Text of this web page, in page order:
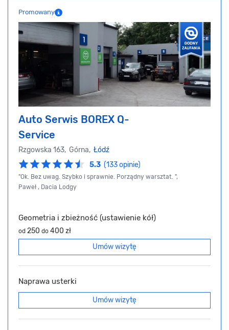
Promowany
Auto Serwis BOREX Q-
Service
Rzgowska 163, Górna, Łódź
5.3 (133 opinie)
"Ok. Bez uwag. Szybko i sprawnie. Porządny warsztat. ",
Paweł , Dacia Lodgy
Geometria i zbieżność (ustawienie kół)
od 250 do 400 zł
Umów wizytę
Naprawa usterki
Umów wizytę